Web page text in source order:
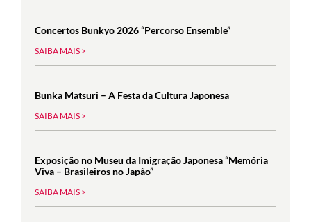
Concertos Bunkyo 2026 “Percorso Ensemble”
SAIBA MAIS >
Bunka Matsuri – A Festa da Cultura Japonesa
SAIBA MAIS >
Exposição no Museu da Imigração Japonesa “Memória
Viva – Brasileiros no Japão”
SAIBA MAIS >